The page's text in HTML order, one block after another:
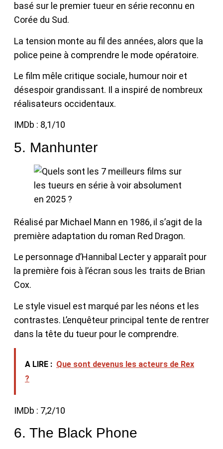
basé sur le premier tueur en série reconnu en
Corée du Sud.
La tension monte au fil des années, alors que la
police peine à comprendre le mode opératoire.
Le film mêle critique sociale, humour noir et
désespoir grandissant. Il a inspiré de nombreux
réalisateurs occidentaux.
IMDb : 8,1/10
5. Manhunter
Réalisé par Michael Mann en 1986, il s’agit de la
première adaptation du roman Red Dragon.
Le personnage d’Hannibal Lecter y apparaît pour
la première fois à l’écran sous les traits de Brian
Cox.
Le style visuel est marqué par les néons et les
contrastes. L’enquêteur principal tente de rentrer
dans la tête du tueur pour le comprendre.
A LIRE : Que sont devenus les acteurs de Rex
?
IMDb : 7,2/10
6. The Black Phone